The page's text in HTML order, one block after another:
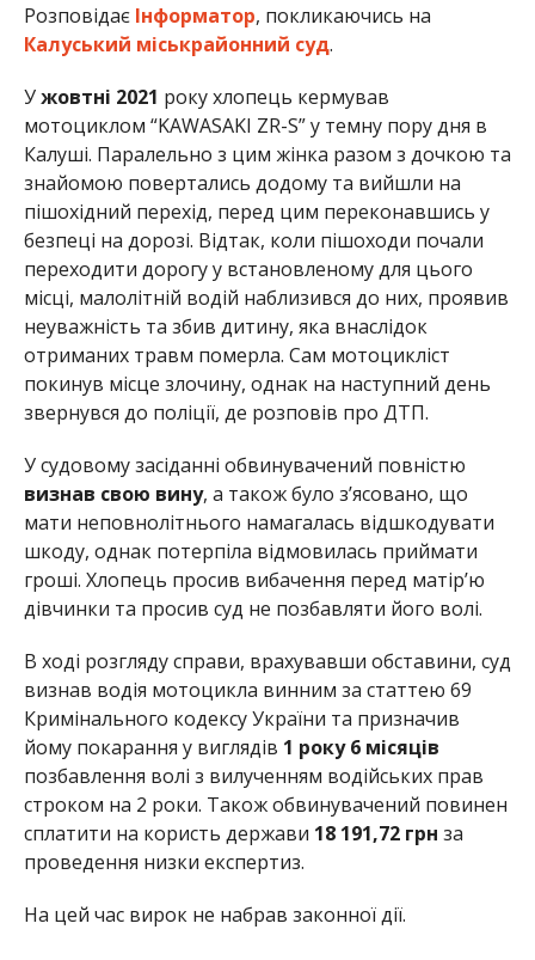
РозповідаєІнформатор, покликаючись на
Калуський міськрайонний суд.
Ужовтні 2021 року хлопець кермував
мотоциклом “KAWASAKI ZR-S” у темну пору дня в
Калуші. Паралельно з цим жінка разом з дочкою та
знайомою повертались додому та вийшли на
пішохідний перехід, перед цим переконавшись у
безпеці на дорозі. Відтак, коли пішоходи почали
переходити дорогу у встановленому для цього
місці, малолітній водій наблизився до них, проявив
неуважність та збив дитину, яка внаслідок
отриманих травм померла. Сам мотоцикліст
покинув місце злочину, однак на наступний день
звернувся до поліції, де розповів про ДТП.
У судовому засіданні обвинувачений повністю
визнав свою вину, а також було з’ясовано, що
мати неповнолітнього намагалась відшкодувати
шкоду, однак потерпіла відмовилась приймати
гроші. Хлопець просив вибачення перед матір’ю
дівчинки та просив суд не позбавляти його волі.
В ході розгляду справи, врахувавши обставини, суд
визнав водія мотоцикла винним за статтею 69
Кримінального кодексу України та призначив
йому покарання у виглядів 1 року 6 місяців
позбавлення волі з вилученням водійських прав
строком на 2 роки. Також обвинувачений повинен
сплатити на користь держави 18 191,72 грн за
проведення низки експертиз.
На цей час вирок не набрав законної дії.